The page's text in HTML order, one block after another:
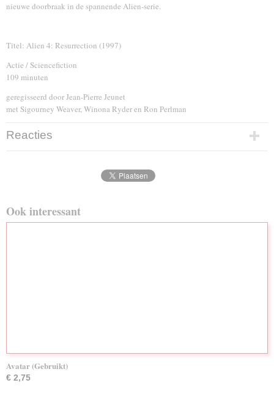
nieuwe doorbraak in de spannende Alien-serie.
Titel: Alien 4: Resurrection (1997)
Actie / Sciencefiction
109 minuten
geregisseerd door Jean-Pierre Jeunet
met Sigourney Weaver, Winona Ryder en Ron Perlman
Reacties
Ook interessant
Avatar (Gebruikt)
€ 2,75